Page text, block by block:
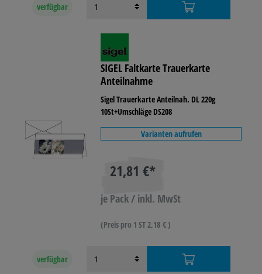
verfügbar
SIGEL Faltkarte Trauerkarte
Anteilnahme
Sigel Trauerkarte Anteilnah. DL 220g
10St+Umschläge DS208
Varianten aufrufen
21,81 €*
je Pack / inkl. MwSt
(Preis pro 1 ST 2,18 € )
verfügbar